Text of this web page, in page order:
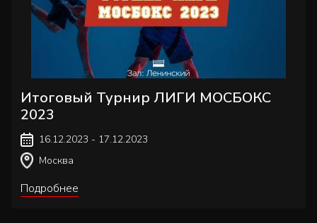
Итоговый Турнир ЛИГИ МОСБОКС
2023
16.12.2023 - 17.12.2023
Москва
Подробнее